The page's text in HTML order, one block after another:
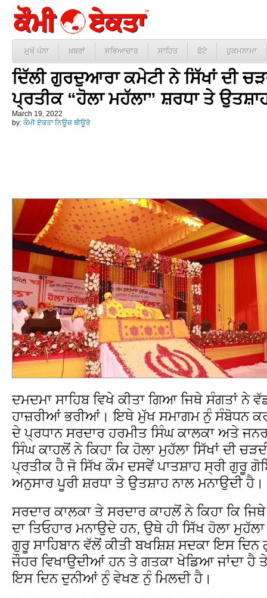
ਮੁਖੱ ਪੰਨਾ ਖ਼ਬਰਾਂ ਸਭਿਆਚਾਰ ਸਾਹਿਤ ਫੋਟੋ ਹੁਕਮਨਾਮਾ
ਦਿੱਲੀ ਗੁਰਦੁਆਰਾ ਕਮੇਟੀ ਨੇ ਸਿੱਖਾਂ ਦੀ
ਪ੍ਰਤੀਕ “ਹੋਲਾ ਮਹੱਲਾ” ਸ਼ਰਧਾ ਤੇ
March 19, 2022
by: ਕੌਮੀ ਏਕਤਾ ਨਿਊਜ਼ ਬੀਊਰੋ
ਦਮਦਮਾ ਸਾਹਿਬ ਵਿਖੇ ਕੀਤਾ ਗਿਆ ਜਿਥੇ ਸੰਗਤਾਂ ਨੇ
ਹਾਜ਼ਰੀਆਂ ਭਰੀਆਂ। ਇਥੇ ਮੁੱਖ ਸਮਾਗਮ ਨੁੰ ਸੰਬੋਧਨ
ਦੇ ਪ੍ਰਧਾਨ ਸਰਦਾਰ ਹਰਮੀਤ ਸਿੰਘ ਕਾਲਕਾ ਅਤੇ
ਸਿੰਘ ਕਾਹਲੋਂ ਨੇ ਕਿਹਾ ਕਿ ਹੋਲਾ ਮੁਹੱਲਾ ਸਿੱਖਾਂ ਦੀ
ਪ੍ਰਤੀਕ ਹੈ ਜੋ ਸਿੱਖ ਕੌਮ ਦਸਵੇਂ ਪਾਤਸ਼ਾਹ ਸ੍ਰੀ ਗੁਰੂ
ਅਨੁਸਾਰ ਪੂਰੀ ਸ਼ਰਧਾ ਤੇ ਉਤਸ਼ਾਹ ਨਾਲ ਮਨਾਉਦੀ ਹੈ।
ਸਰਦਾਰ ਕਾਲਕਾ ਤੇ ਸਰਦਾਰ ਕਾਹਲੋਂ ਨੇ ਕਿਹਾ ਕਿ
ਦਾ ਤਿਓਹਾਰ ਮਨਾਉਦੇ ਹਨ, ਉਥੇ ਹੀ ਸਿੱਖ ਹੋਲਾ
ਗੁਰੂ ਸਾਹਿਬਾਨ ਵੱਲੋਂ ਕੀਤੀ ਬਖਸ਼ਿਸ਼ ਸਦਕਾ ਇਸ
ਜੌਹਰ ਵਿਖਾਉਦੀਆਂ ਹਨ ਤੇ ਗਤਕਾ ਖੇਡਿਆ ਜਾਂਦਾ ਹੈ
ਇਸ ਦਿਨ ਦੁਨੀਆਂ ਨੁੰ ਵੇਖਣ ਨੁੰ ਮਿਲਦੀ ਹੈ।